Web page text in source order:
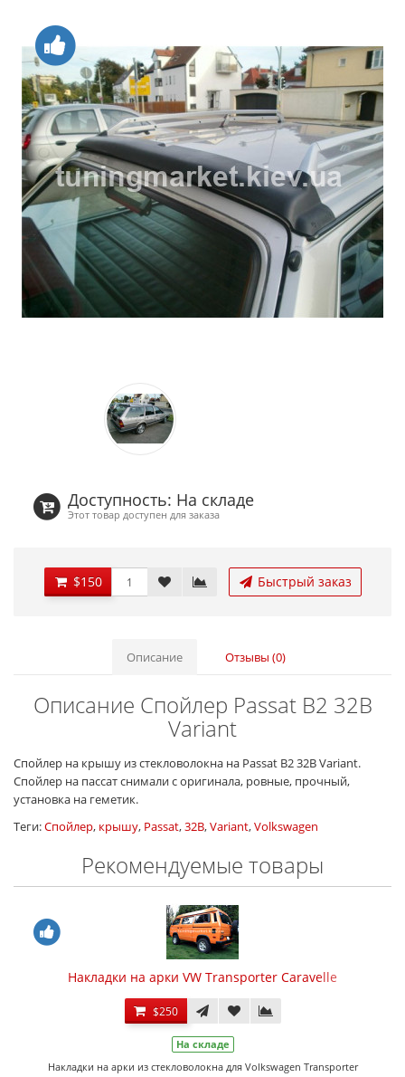
Доступность: На складе
Этот товар доступен для заказа
$150 Быстрый заказ
Описание Отзывы (0)
Описание Спойлер Passat B2 32B
Variant
Спойлер на крышу из стекловолокна на Passat B2 32B Variant.
Спойлер на пассат снимали с оригинала, ровные, прочный,
установка на геметик.
Теги:Спойлер, крышу, Passat,32B,Variant,Volkswagen
Рекомендуемые товары
Накладки на арки VW Transporter Caravelle
$250
На складе
Накладки на арки из стекловолокна для Volkswagen Transporter